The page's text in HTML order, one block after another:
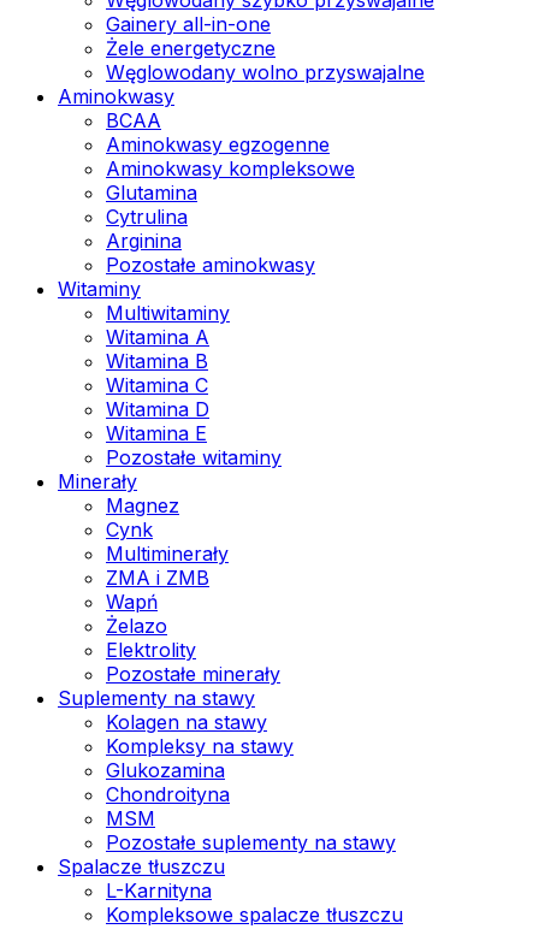
Gainery all-in-one
Żele energetyczne
Węglowodany wolno przyswajalne
Aminokwasy
BCAA
Aminokwasy egzogenne
Aminokwasy kompleksowe
Glutamina
Cytrulina
Arginina
Pozostałe aminokwasy
Witaminy
Multiwitaminy
Witamina A
Witamina B
Witamina C
Witamina D
Witamina E
Pozostałe witaminy
Minerały
Magnez
Cynk
Multiminerały
ZMA i ZMB
Wapń
Żelazo
Elektrolity
Pozostałe minerały
Suplementy na stawy
Kolagen na stawy
Kompleksy na stawy
Glukozamina
Chondroityna
MSM
Pozostałe suplementy na stawy
Spalacze tłuszczu
L-Karnityna
Kompleksowe spalacze tłuszczu